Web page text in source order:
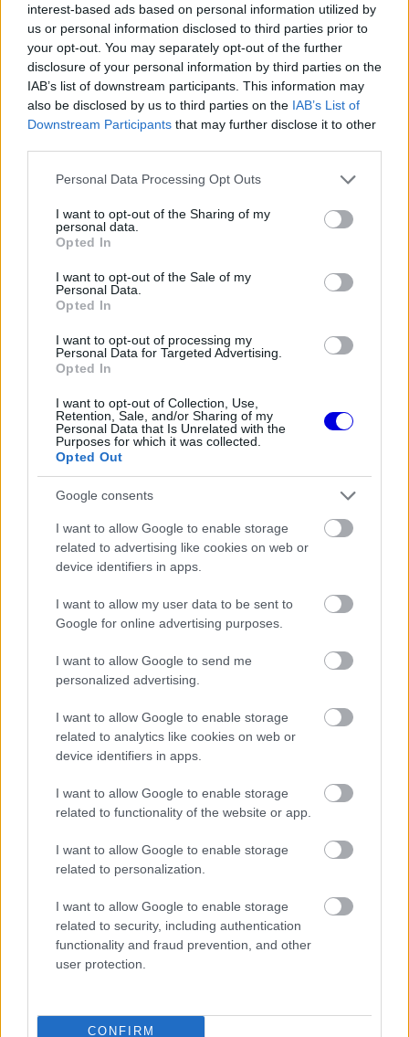
interest-based ads based on personal information utilized by
us or personal information disclosed to third parties prior to
your opt-out. You may separately opt-out of the further
disclosure of your personal information by third parties on the
IAB’s list of downstream participants. This information may
also be disclosed by us to third parties on the IAB’s List of
Downstream Participants that may further disclose it to other
Please note that this website/app uses one or more Google
not limited to your visit or usage behaviour. You may click to
grant or deny consent to Google and its third-party tags to
use your data for below specified purposes in below Google
consent section.
Personal Data Processing Opt Outs
I want to opt-out of the Sharing of my
personal data.
Opted In
I want to opt-out of the Sale of my
Personal Data.
Opted In
I want to opt-out of processing my
Personal Data for Targeted Advertising.
Opted In
I want to opt-out of Collection, Use,
Retention, Sale, and/or Sharing of my
Personal Data that Is Unrelated with the
Purposes for which it was collected.
Opted Out
Google consents
I want to allow Google to enable storage
related to advertising like cookies on web or
device identifiers in apps.
I want to allow my user data to be sent to
Google for online advertising purposes.
I want to allow Google to send me
personalized advertising.
I want to allow Google to enable storage
related to analytics like cookies on web or
device identifiers in apps.
I want to allow Google to enable storage
related to functionality of the website or app.
I want to allow Google to enable storage
related to personalization.
I want to allow Google to enable storage
related to security, including authentication
functionality and fraud prevention, and other
user protection.
CONFIRM
számomra. De eltökéltem, hogy még
keményebben fogok dolgozni a Red Bullnál teszt-
és tartalékpilótaként, hogy fejlődjek, és
bebizonyítsam, helyem van a rajtrácson” –
fogalmazott, majd hozzátette, hogy bár az élet
es versenyzővé váljon.
EZEKET IS AJÁNLJUK
Újabb részletek a balesetről:
Eszméletlenül terült el a fűben a
után
FORMA-1
Toto Wolff ajánlatát Antonelli